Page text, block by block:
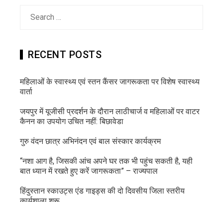
RECENT POSTS
महिलाओं के स्वास्थ्य एवं स्तन कैंसर जागरूकता पर विशेष स्वास्थ्य
वार्ता
जयपुर में यूजीसी प्रदर्शन के दौरान लाठीचार्ज व महिलाओं पर वाटर
कैनन का उपयोग उचित नहीं: बिछावेडा
गुरु वंदन छात्र अभिनंदन एवं बाल संस्कार कार्यक्रम
“नशा आग है, जिसकी आंच अपने घर तक भी पहुंच सकती है, यही
बात ध्यान में रखते हुए करें जागरूकता” – राज्यपाल
हिंदुस्तान स्काउट्स एंड गाइड्स की दो दिवसीय जिला स्तरीय